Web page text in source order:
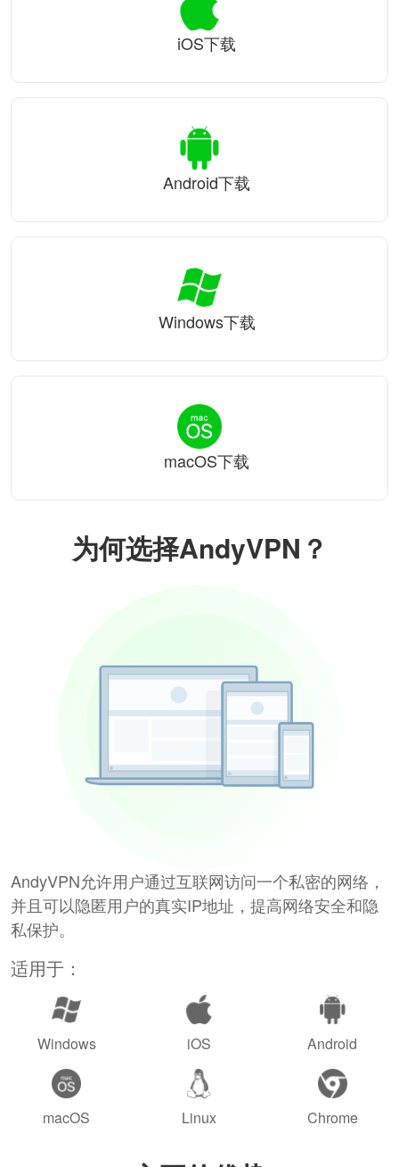
为何选择AndyVPN？
AndyVPN允许用户通过互联网访问一个私密的网络，
并且可以隐匿用户的真实IP地址，提高网络安全和隐
私保护。
适用于：
Windows iOS Android
macOS Linux Chrome
iOS下载
Android下载
Windows下载
macOS下载